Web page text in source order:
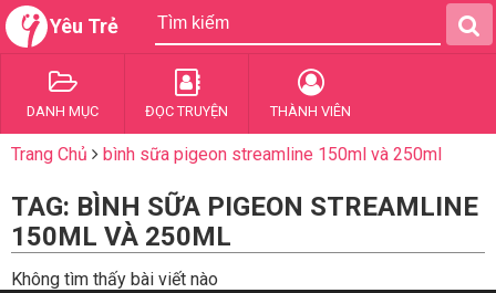
Yêu Trẻ
DANH MỤC ĐỌC TRUYỆN THÀNH VIÊN
Trang Chủ bình sữa pigeon streamline 150ml và 250ml
TAG: BÌNH SỮA PIGEON STREAMLINE
150ML VÀ 250ML
Không tìm thấy bài viết nào